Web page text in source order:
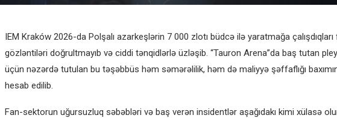
IEM Kraków 2026-da Polşalı azarkeşlərin 7 000 zlotı büdcə ilə yaratmağa
gözləntiləri doğrultmayıb və ciddi tənqidlərlə üzləşib. “Tauron Arena”da baş tutan
üçün nəzərdə tutulan bu təşəbbüs həm səmərəlilik, həm də maliyyə şəffaflığı
hesab edilib.
Fan-sektorun uğursuzluq səbəbləri və baş verən insidentlər aşağıdakı kimi xülasə